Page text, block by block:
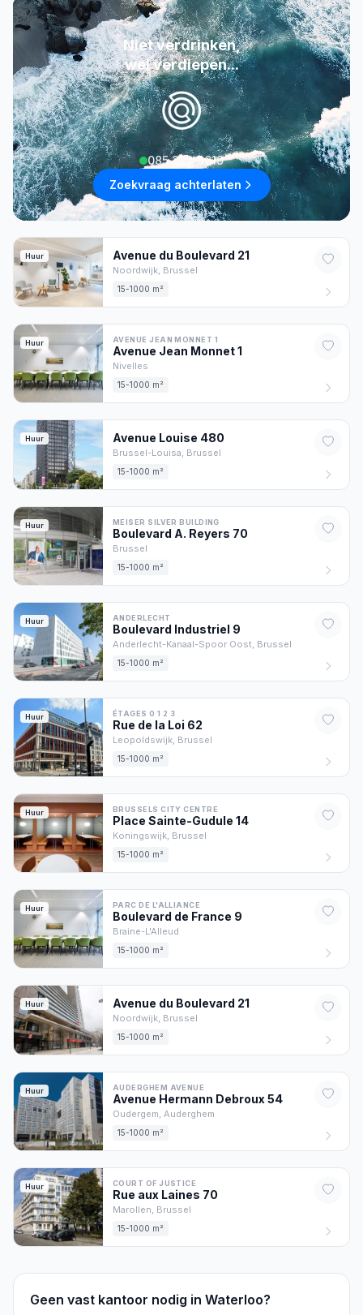
Niet verdrinken,
wel verdiepen...
085 222 0619
Zoekvraag achterlaten
Huur Avenue du Boulevard 21
Noordwijk, Brussel
15-1000 m²
Huur AVENUE JEAN MONNET 1
Avenue Jean Monnet1
Nivelles
15-1000 m²
Huur Avenue Louise 480
Brussel-Louisa, Brussel
15-1000 m²
Huur MEISER SILVER BUILDING
Boulevard A. Reyers 70
Brussel
15-1000 m²
Huur ANDERLECHT
Boulevard Industriel 9
Anderlecht-Kanaal-Spoor Oost, Brussel
15-1000 m²
Huur ÉTAGES 0 1 2 3
Rue de la Loi 62
Leopoldswijk, Brussel
15-1000 m²
Huur BRUSSELS CITY CENTRE
Place Sainte-Gudule 14
Koningswijk, Brussel
15-1000 m²
Huur PARC DE L'ALLIANCE
Boulevard de France 9
Braine-L'Alleud
15-1000 m²
Huur Avenue du Boulevard 21
Noordwijk, Brussel
15-1000 m²
Huur AUDERGHEM AVENUE
Avenue Hermann Debroux 54
Oudergem, Auderghem
15-1000 m²
Huur COURT OF JUSTICE
Rue aux Laines 70
Marollen, Brussel
15-1000 m²
Geen vast kantoor nodig in Waterloo?